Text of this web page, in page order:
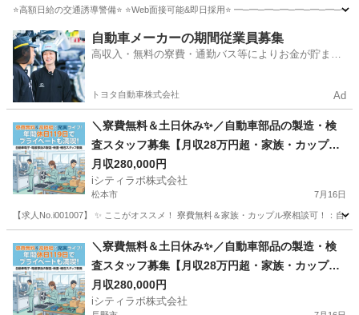
⭐高額日給の交通誘導警備⭐ ⭐Web面接可能&即日採用⭐
長野 飯田市 その他 未経験
自動車メーカーの期間従業員募集
高収入・無料の寮費・通勤バス等によりお金が貯まり
トヨタ自動車株式会社 Ad
＼寮費無料＆土日休み✨／自動車部品の製造・検
査スタッフ募集【月収28万円超・家族・カップル
寮も相談可！】
月収280,000円
iシティラボ株式会社
松本市 7月16日
【求人No.i001007】 ✨ ここがオススメ！ 寮費無料＆家族・カップル寮相談可！：自
その他 未経験
＼寮費無料＆土日休み✨／自動車部品の製造・検
査スタッフ募集【月収28万円超・家族・カップル
寮も相談可！】
月収280,000円
iシティラボ株式会社